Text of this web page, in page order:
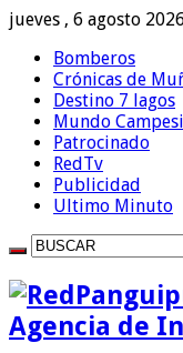
jueves , 6 agosto 2026
Bomberos
Crónicas de
Destino 7 lagos
Mundo
Patrocinado
RedTv
Publicidad
Ultimo Minuto
Agencia de